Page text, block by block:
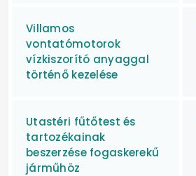
Villamos
vontatómotorok
vízkiszorító anyaggal
történő kezelése
Utastéri fűtőtest és
tartozékainak
beszerzése fogaskerekű
járműhöz